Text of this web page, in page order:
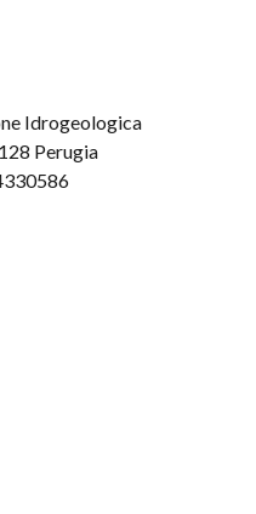
Idrogeologica
Perugia